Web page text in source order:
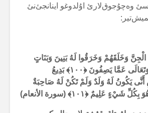
وەچۇجوق‌لارئ اۇلدوغو اینانجئ‌نئ
وَخَلَقَهُمْ وَخَرَقُوا لَهُ بَنِينَ وَبَنَاتٍ
عَمَّا يَصِفُونَ ﴿۱۰۰﴾بَدِيعُ
أَنَّى يَكُونُ لَهُ وَلَدٌ وَلَمْ تَكُنْ لَهُ صَاحِبَةٌ
بِكُلِّ شَيْءٍ عَلِيمٌ ﴿۱۰۱﴾ (سورة الأنعام)